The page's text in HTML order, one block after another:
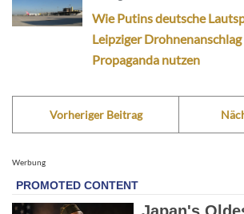
Wie Putins deutsche
Leipziger
Propaganda nutzen
Vorheriger Beitrag
Werbung